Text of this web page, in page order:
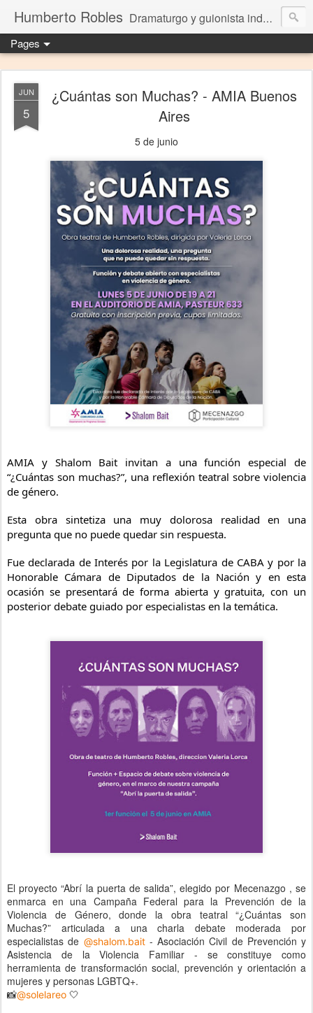
Humberto Robles Dramaturgo y guionista independiente
Pages
JUN
5
¿Cuántas son Muchas? - AMIA Buenos
Aires
5 de junio
AMIA y Shalom Bait invitan a una función especial de
“¿Cuántas son muchas?”, una reflexión teatral sobre violencia
de género.
Esta obra sintetiza una muy dolorosa realidad en una
pregunta que no puede quedar sin respuesta.
Fue declarada de Interés por la Legislatura de CABA y por la
Honorable Cámara de Diputados de la Nación y en esta
ocasión se presentará de forma abierta y gratuita, con un
posterior debate guiado por especialistas en la temática.
El proyecto “Abrí la puerta de salida”, elegido por Mecenazgo , se
enmarca en una Campaña Federal para la Prevención de la
Violencia de Género, donde la obra teatral “¿Cuántas son
Muchas?” articulada a una charla debate moderada por
especialistas de @shalom.bait- Asociación Civil de Prevención y
Asistencia de la Violencia Familiar - se constituye como
herramienta de transformación social, prevención y orientación a
mujeres y personas LGBTQ+.
📸@solelareo 🤍